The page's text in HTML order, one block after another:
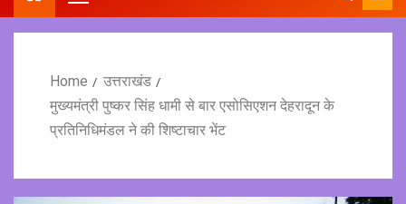
Home
उत्तराखंड
मुख्यमंत्री पुष्कर सिंह धामी से बार एसोसिएशन देहरादून के
प्रतिनिधिमंडल ने की शिष्टाचार भेंट